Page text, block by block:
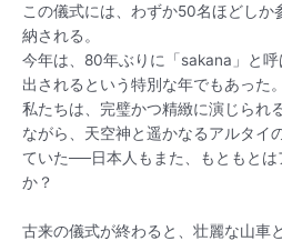
この儀式には、わずか50名ほどしか
納される。
今年は、80年ぶりに「sakana」と
出されるという特別な年でもあった。
私たちは、完璧かつ精緻に演じられ
ながら、天空神と遥かなるアルタイ
ていた──日本人もまた、もともとは
か？
古来の儀式が終わると、壮麗な山車